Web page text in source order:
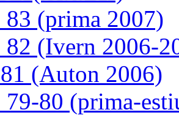
83 (prima 2007)
82 (Ivern 2006-
(Auton 2006)
79-80 (prima-